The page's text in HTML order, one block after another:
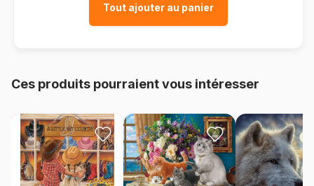
Tout ajouter au panier
Ces produits pourraient vous intéresser